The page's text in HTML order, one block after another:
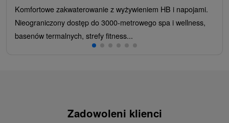
Komfortowe zakwaterowanie z wyżywieniem HB i napojami.
Nieograniczony dostęp do 3000-metrowego spa i wellness,
basenów termalnych, strefy fitness...
Zadowoleni klienci